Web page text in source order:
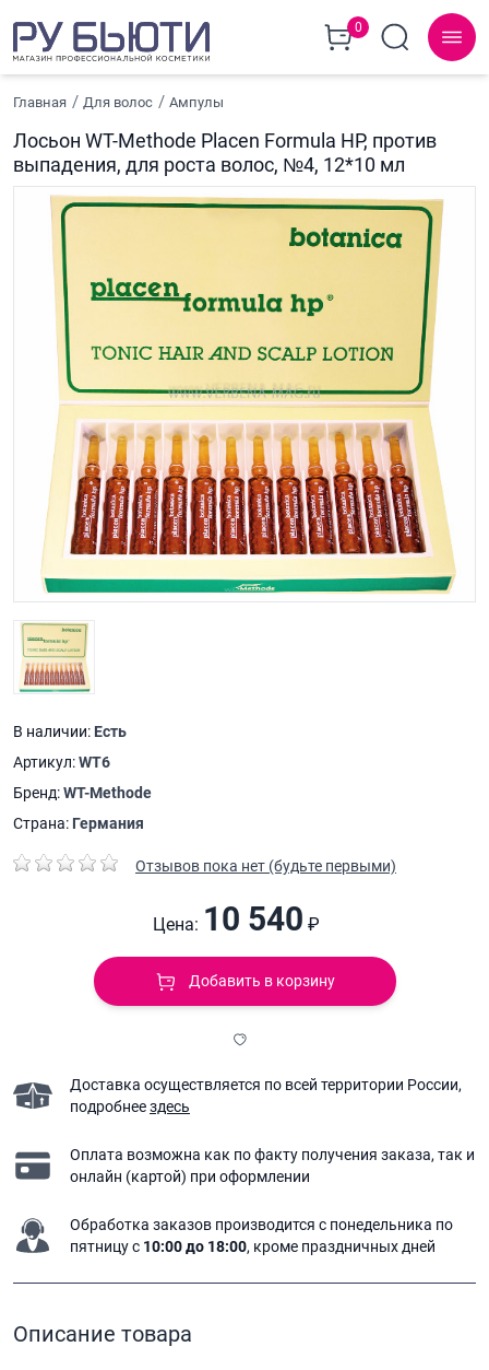
0
Главная Для волос Ампулы
Лосьон WT-Methode Placen Formula HP, против
выпадения, для роста волос, №4, 12*10 мл
В наличии: Есть
Артикул:WT6
Бренд:WT-Methode
Страна: Германия
Отзывов пока нет (будьте первыми)
Цена: 10 540 ₽
Добавить в корзину
Доставка осуществляется по всей территории России,
подробнеездесь
Оплата возможна как по факту получения заказа, так и
онлайн (картой) при оформлении
Обработка заказов производится с понедельника по
пятницу с 10:00 до 18:00, кроме праздничных дней
Описание товара